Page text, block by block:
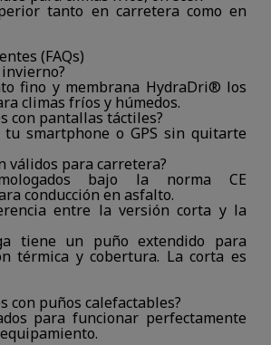
tanto en carretera como en
(FAQs)
fino y membrana HydraDri® los
climas fríos y húmedos.
con pantallas táctiles?
tu smartphone o GPS sin quitarte
válidos para carretera?
bajo la norma CE
conducción en asfalto.
entre la versión corta y la
tiene un puño extendido para
térmica y cobertura. La corta es
con puños calefactables?
para funcionar perfectamente